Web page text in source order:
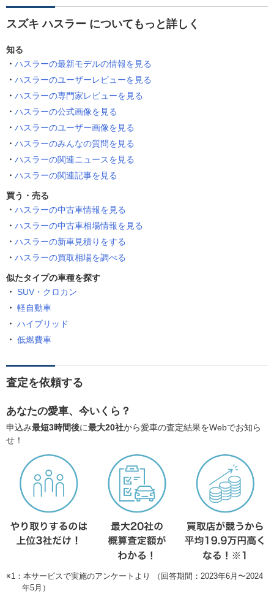
スズキ ハスラー についてもっと詳しく
知る
ハスラーの最新モデルの情報を見る
ハスラーのユーザーレビューを見る
ハスラーの専門家レビューを見る
ハスラーの公式画像を見る
ハスラーのユーザー画像を見る
ハスラーのみんなの質問を見る
ハスラーの関連ニュースを見る
ハスラーの関連記事を見る
買う・売る
ハスラーの中古車情報を見る
ハスラーの中古車相場情報を見る
ハスラーの新車見積りをする
ハスラーの買取相場を調べる
似たタイプの車種を探す
SUV・クロカン
軽自動車
ハイブリッド
低燃費車
査定を依頼する
あなたの愛車、今いくら？
申込み最短3時間後に最大20社から愛車の査定結果をWebでお知ら
せ！
※1：本サービスで実施のアンケートより （回答期間：2023年6月〜2024
年5月）